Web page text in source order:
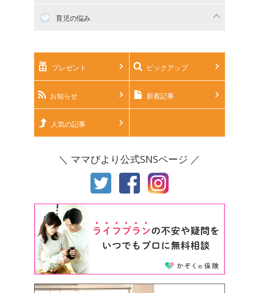
妊活 育児の悩み
生後2ヶ月 生後3ヶ月
生後4ヶ月 生後5ヶ月
生後6ヶ月
生後11ヶ月
3才 4才
5才 6才
プレゼント ピックアップ
お知らせ 新着記事
人気の記事
＼ ママびより公式SNSページ ／